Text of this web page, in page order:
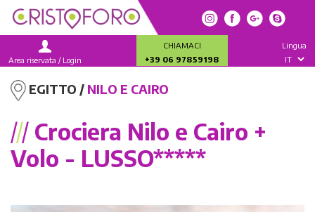
Area riservata / Login
CHIAMACI
+39 06 97859198
Lingua
EGITTO / NILO E CAIRO
/// Crociera Nilo e Cairo +
Volo - LUSSO*****